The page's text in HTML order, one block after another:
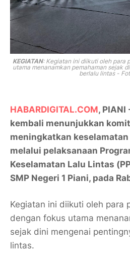
KEGIATAN: Kegiatan ini diikuti oleh para
utama menanamkan pemahaman sejak
berlalu lintas -
HABARDIGITAL.COM, PIANI
kembali menunjukkan
meningkatkan
melalui pelaksanaan
Keselamatan Lalu Lintas
SMP Negeri 1 Piani, pada
Kegiatan ini diikuti oleh para
dengan fokus utama
sejak dini mengenai
lintas.